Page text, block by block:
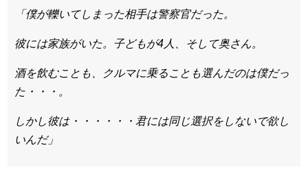
「僕が轢いてしまった相手は警察官だった。
彼には家族がいた。 子どもが4人、そして奥さん。
酒を飲むことも、クルマに乗ることも選んだのは僕だっ
た・・・。
しかし彼は・・・・・・君には同じ選択をしないで欲し
いんだ」